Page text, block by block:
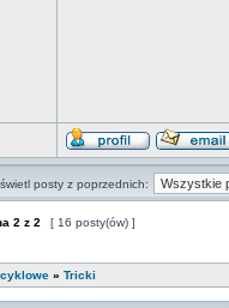
posty z poprzednich:
2 z 2 [ 16 posty(ów) ]
» Tricki